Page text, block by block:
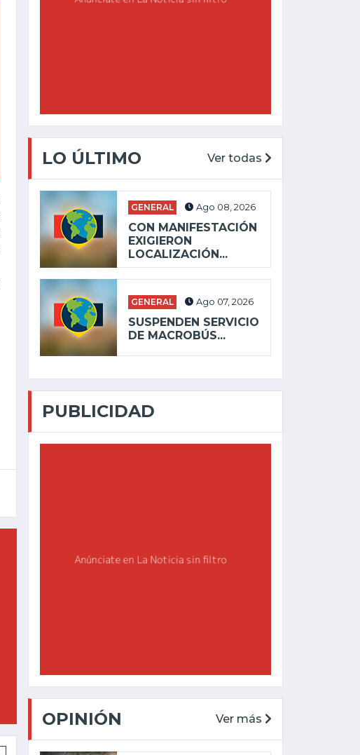
LO ÚLTIMO Ver todas
GENERAL Ago 08, 2026
CON MANIFESTACIÓN
EXIGIERON
LOCALIZACIÓN...
GENERAL Ago 07, 2026
SUSPENDEN SERVICIO
DE MACROBÚS...
PUBLICIDAD
OPINIÓN Ver más